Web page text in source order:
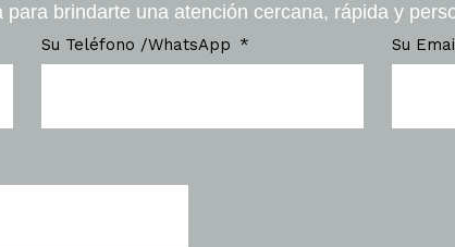
brindarte una atención cercana, rápida y
Su Teléfono /WhatsApp Su